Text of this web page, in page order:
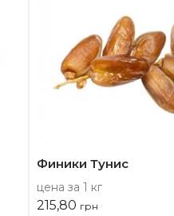
Финики Тунис
цена за 1 кг
215,80 грн